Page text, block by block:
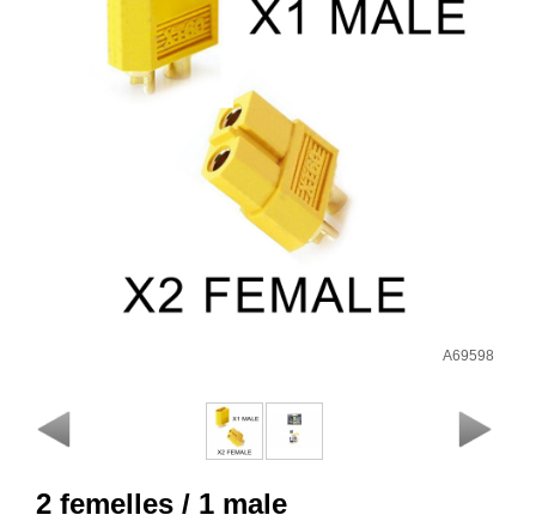
compte
accueil
Consulter
panier
Acheter
de compte
A69598
2 femelles / 1 male